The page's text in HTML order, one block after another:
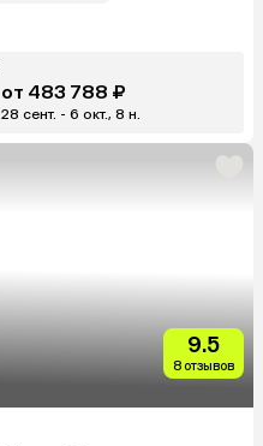
от 483 788 ₽
28 сент. - 6 окт., 8 н.
9.5
8 отзывов